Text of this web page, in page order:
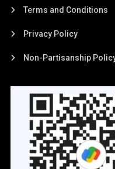
Terms and Conditions
Privacy Policy
Non-Partisanship